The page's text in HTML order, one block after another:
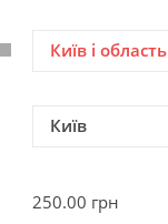
Київ і область
Київ
250.00 грн